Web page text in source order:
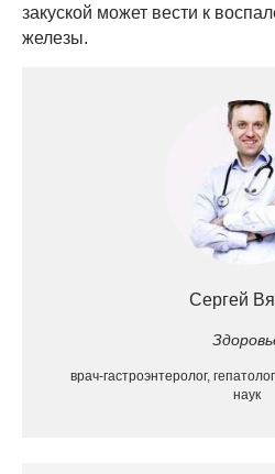
закуской может вести к
железы.
Сергей
врач-гастроэнтеролог,
наук